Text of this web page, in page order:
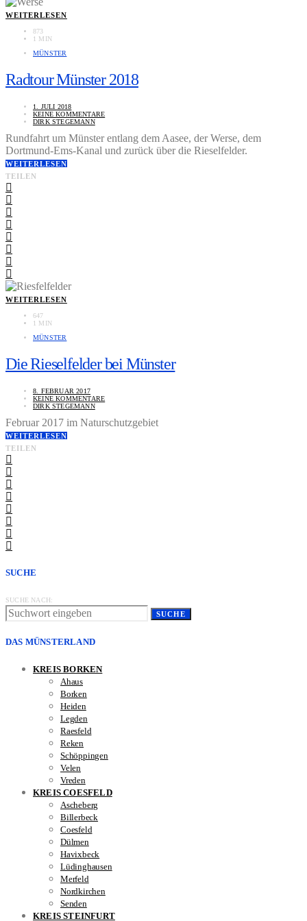
WEITERLESEN
873
1 MIN
MÜNSTER
Radtour Münster 2018
1. JULI 2018
KEINE KOMMENTARE
DIRK STEGEMANN
Rundfahrt um Münster entlang dem Aasee, der Werse, dem
Dortmund-Ems-Kanal und zurück über die Rieselfelder.
WEITERLESEN
TEILEN
WEITERLESEN
647
1 MIN
MÜNSTER
Die Rieselfelder bei Münster
8. FEBRUAR 2017
KEINE KOMMENTARE
DIRK STEGEMANN
Februar 2017 im Naturschutzgebiet
WEITERLESEN
TEILEN
SUCHE
SUCHE NACH:
SUCHE
DAS MÜNSTERLAND
KREIS BORKEN
Ahaus
Borken
Heiden
Legden
Raesfeld
Reken
Schöppingen
Velen
Vreden
KREIS COESFELD
Ascheberg
Billerbeck
Coesfeld
Dülmen
Havixbeck
Lüdinghausen
Merfeld
Nordkirchen
Senden
KREIS STEINFURT